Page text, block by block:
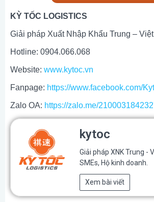
KỲ TỐC LOGISTICS
Giải pháp Xuất Nhập Khẩu Trung –
Hotline: 0904.066.068
Website: www.kytoc.vn
Fanpage: https://www.facebook.com/
Zalo OA: https://zalo.me/
kytoc
Giải pháp XNK Trung -
SMEs, Hộ kinh doanh.
Xem bài viết